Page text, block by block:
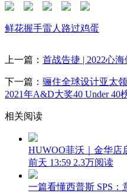
鲜花握手雷人 路过鸡蛋
上一篇： 首战告捷 | 2022心
下一篇： 骊住全球设计亚太领
2021年A&D大奖40 Under 40
相关阅读
HUWOO菲沃｜金华店
前天 13:59 2.3万阅读
一篇看懂西普斯 SPS